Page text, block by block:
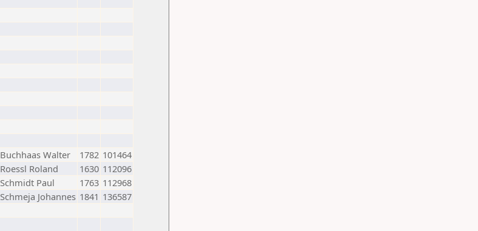
Buchhaas Walter 1782 101464
Roessl Roland 1630 112096
Schmidt Paul 1763 112968
Schmeja Johannes 1841 136587